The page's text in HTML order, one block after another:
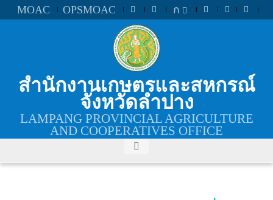
MOAC OPSMOAC ก
สำนักงานเกษตรและสหกรณ์
จังหวัดลำปาง
LAMPANG PROVINCIAL AGRICULTURE
AND COOPERATIVES OFFICE